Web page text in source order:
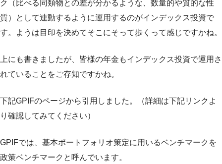
ク（比べる同類物との差が分かるような、数量的や質的な性
質）として連動するように運用するのがインデックス投資で
す。ようは目印を決めてそこにそって歩くって感じですかね。
上にも書きましたが、皆様の年金もインデックス投資で運用さ
れていることをご存知ですかね。
下記GPIFのページから引用しました。（詳細は下記リンクよ
り確認してみてください）
GPIFでは、基本ポートフォリオ策定に用いるベンチマークを
政策ベンチマークと呼んでいます。